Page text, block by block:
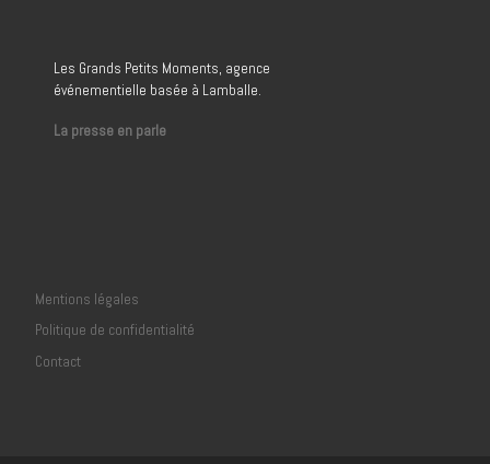
Les Grands Petits Moments, agence
événementielle basée à Lamballe.
La presse en parle
Mentions légales
Politique de confidentialité
Contact